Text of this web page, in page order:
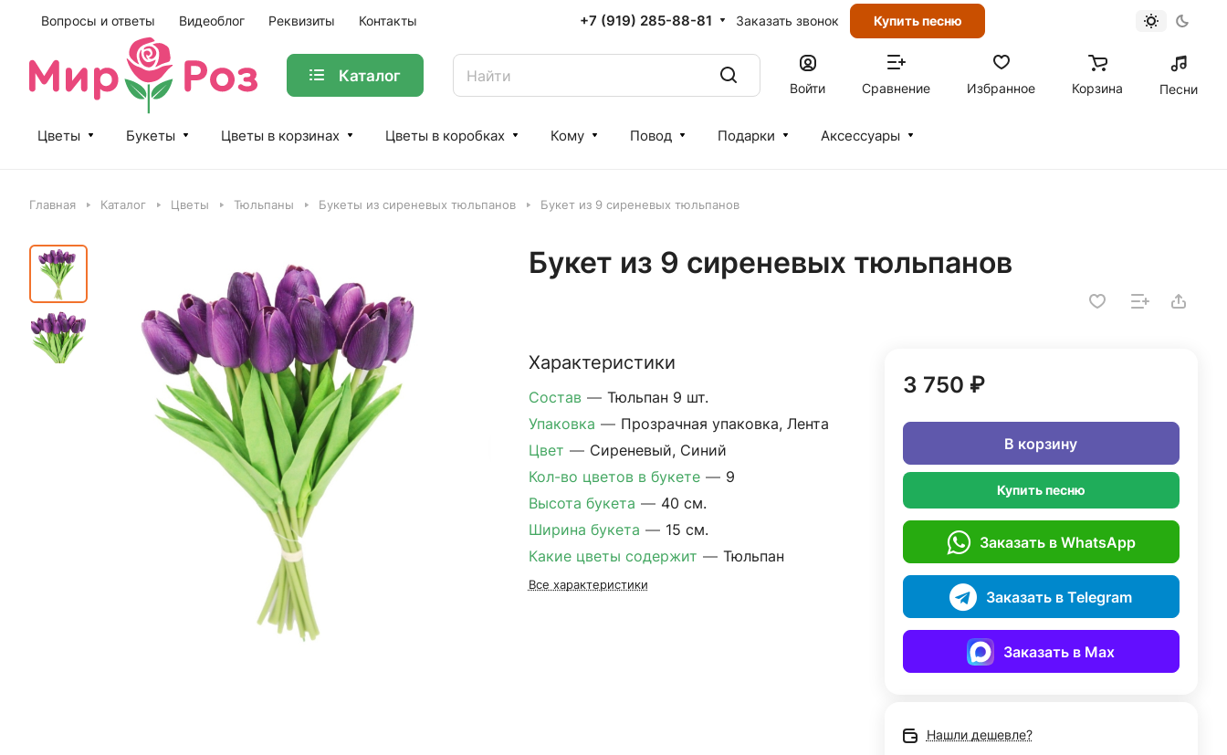
Вопросы и ответы Видеоблог Реквизиты Контакты +7 (919) 285-88-81 Заказать звонок Купить песню
Каталог
Войти Сравнение Избранное Корзина Песни
Цветы Букеты Цветы в корзинах Цветы в коробках Кому Повод Подарки Аксессуары
Главная Каталог Цветы Тюльпаны Букеты из сиреневых тюльпанов Букет из 9 сиреневых тюльпанов
Букет из 9 сиреневых тюльпанов
Характеристики
Состав — Тюльпан 9 шт.
Упаковка — Прозрачная упаковка, Лента
Цвет — Сиреневый, Синий
Кол-во цветов в букете — 9
Высота букета — 40 см.
Ширина букета — 15 см.
Какие цветы содержит — Тюльпан
Все характеристики
3 750 ₽
В корзину
Купить песню
Заказать в WhatsApp
Заказать в Telegram
Заказать в Max
Нашли дешевле?